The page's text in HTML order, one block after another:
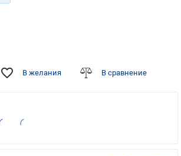
В желания В сравнение